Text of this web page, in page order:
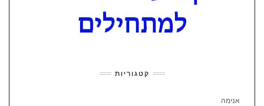
קטגוריות
אנימה